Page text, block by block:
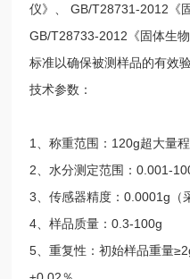
仪》、 GB/T28731-2012《
GB/T28733-2012《固体生
标准以确保被测样品的有效
技术参数：
1、称重范围：120g超大量
2、水分测定范围：0.001-
3、传感器精度：0.0001g（
4、样品质量：0.3-100g
5、重复性：初始样品重量